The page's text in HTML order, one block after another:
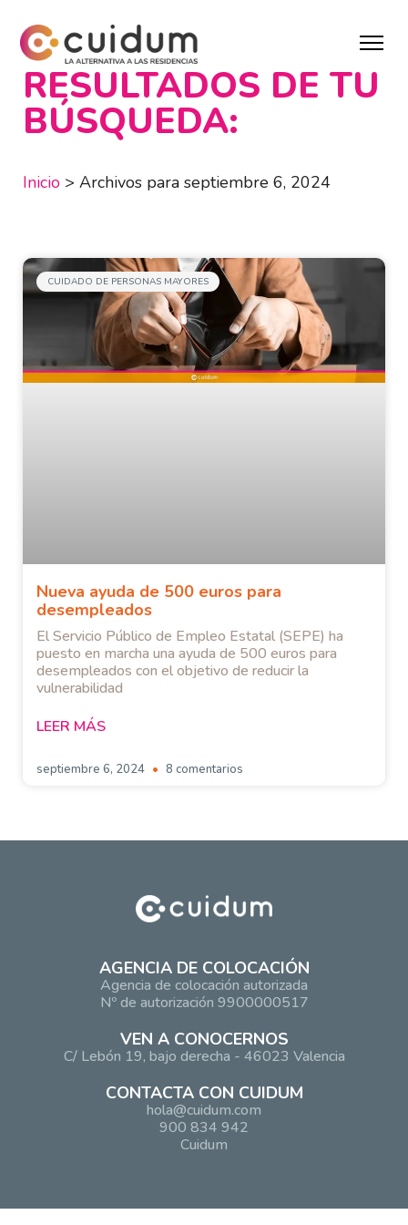
RESULTADOS DE TU
BÚSQUEDA:
Inicio > Archivos para septiembre 6, 2024
CUIDADO DE PERSONAS MAYORES
Nueva ayuda de 500 euros para
desempleados
El Servicio Público de Empleo Estatal (SEPE) ha
puesto en marcha una ayuda de 500 euros para
desempleados con el objetivo de reducir la
vulnerabilidad
LEER MÁS
septiembre 6, 2024 8 comentarios
AGENCIA DE COLOCACIÓN
Agencia de colocación autorizada
Nº de autorización 9900000517
VEN A CONOCERNOS
C/ Lebón 19, bajo derecha - 46023 Valencia
CONTACTA CON CUIDUM
hola@cuidum.com
900 834 942
Cuidum